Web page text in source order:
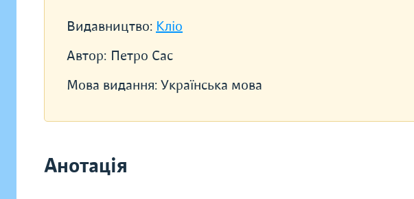
Видавництво: Кліо
Автор: Петро Сас
Мова видання: Українська мова
Анотація